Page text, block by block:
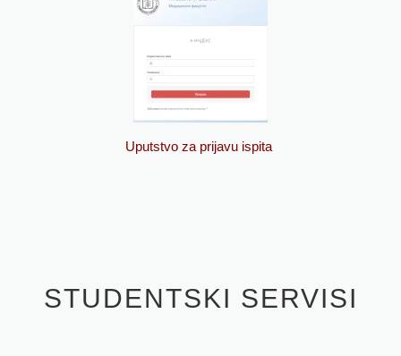
Uputstvo za prijavu ispita
STUDENTSKI SERVISI